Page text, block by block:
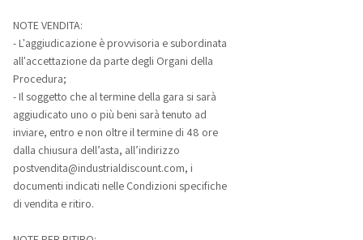
NOTE VENDITA:
- L'aggiudicazione è provvisoria e subordinata
all'accettazione da parte degli Organi della
Procedura;
- Il soggetto che al termine della gara si sarà
aggiudicato uno o più beni sarà tenuto ad
inviare, entro e non oltre il termine di 48 ore
dalla chiusura dell’asta, all’indirizzo
postvendita@industrialdiscount.com, i
documenti indicati nelle Condizioni specifiche
di vendita e ritiro.